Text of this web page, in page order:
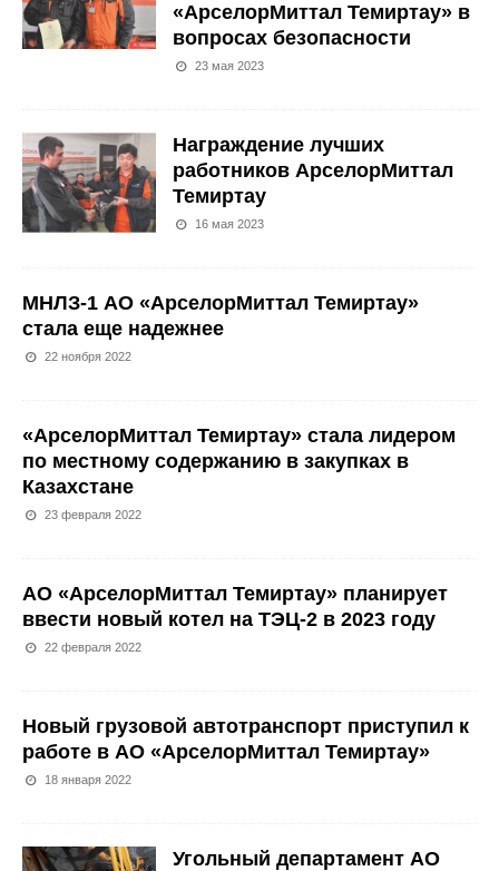
«АрселорМиттал Темиртау» в
вопросах безопасности
23 мая 2023
Награждение лучших
работников АрселорМиттал
Темиртау
16 мая 2023
МНЛЗ-1 АО «АрселорМиттал Темиртау»
стала еще надежнее
22 ноября 2022
«АрселорМиттал Темиртау» стала лидером
по местному содержанию в закупках в
Казахстане
23 февраля 2022
АО «АрселорМиттал Темиртау» планирует
ввести новый котел на ТЭЦ-2 в 2023 году
22 февраля 2022
Новый грузовой автотранспорт приступил к
работе в АО «АрселорМиттал Темиртау»
18 января 2022
Угольный департамент АО